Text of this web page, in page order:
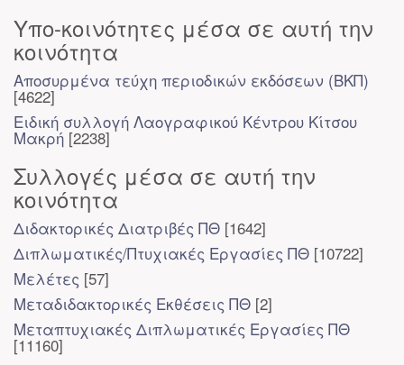
Υπο-κοινότητες μέσα σε αυτή την
κοινότητα
Αποσυρμένα τεύχη περιοδικών εκδόσεων (ΒΚΠ)
[4622]
Ειδική συλλογή Λαογραφικού Κέντρου Κίτσου
Μακρή [2238]
Συλλογές μέσα σε αυτή την
κοινότητα
Διδακτορικές Διατριβές ΠΘ [1642]
Διπλωματικές/Πτυχιακές Εργασίες ΠΘ [10722]
Μελέτες [57]
Μεταδιδακτορικές Εκθέσεις ΠΘ [2]
Μεταπτυχιακές Διπλωματικές Εργασίες ΠΘ
[11160]